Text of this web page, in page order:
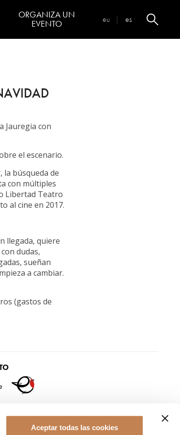
Aceptar todas las cookies
ORGANIZA UN
EVENTO
Visita Virtual
Infografía de los espacios
nosotros
Euskalduna Hybrid
Consulta de disponibilidad
eu es
Jauregia con
el escenario.
la búsqueda de
con múltiples
Libertad Teatro
al cine en 2017.
llegada, quiere
dudas,
sueñan
a cambiar.
(gastos de